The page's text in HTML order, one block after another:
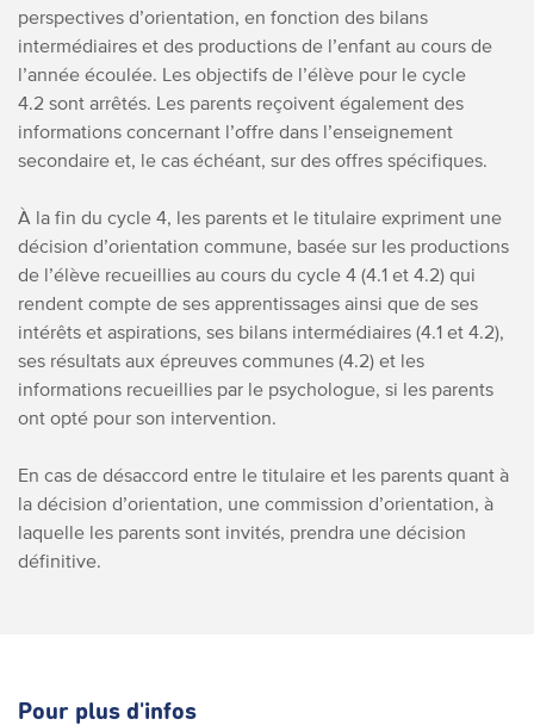
perspectives d’orientation, en fonction des bilans
intermédiaires et des productions de l’enfant au cours de
l’année écoulée. Les objectifs de l’élève pour le cycle
4.2 sont arrêtés. Les parents reçoivent également des
informations concernant l’offre dans l’enseignement
secondaire et, le cas échéant, sur des offres spécifiques.
À la fin du cycle 4, les parents et le titulaire expriment une
décision d’orientation commune, basée sur les productions
de l’élève recueillies au cours du cycle 4 (4.1 et 4.2) qui
rendent compte de ses apprentissages ainsi que de ses
intérêts et aspirations, ses bilans intermédiaires (4.1 et 4.2),
ses résultats aux épreuves communes (4.2) et les
informations recueillies par le psychologue, si les parents
ont opté pour son intervention.
En cas de désaccord entre le titulaire et les parents quant à
la décision d’orientation, une commission d’orientation, à
laquelle les parents sont invités, prendra une décision
définitive.
Pour plus d'infos